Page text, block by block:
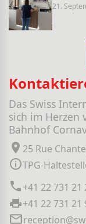
21.
Das Swiss
sich im Herzen
Bahnhof
25 Rue
TPG-
+41 22 731 21
+41 22 731 21